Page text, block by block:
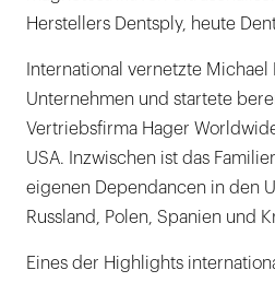
Herstellers Dentsply, heute
International vernetzte Michael
Unternehmen und startete
Vertriebsfirma Hager
USA. Inzwischen ist das
eigenen Dependancen in den
Russland, Polen, Spanien und
Eines der Highlights